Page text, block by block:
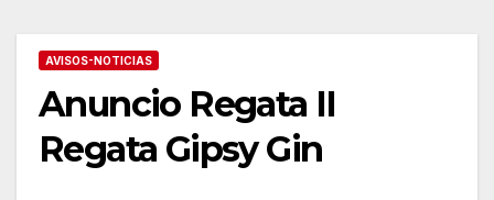
AVISOS-NOTICIAS
Anuncio Regata II
Regata Gipsy Gin